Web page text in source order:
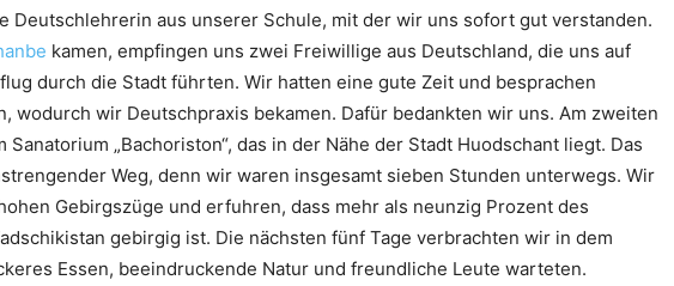
Deutschlehrerin aus unserer Schule, mit der wir uns sofort gut verstanden.
kamen, empfingen uns zwei Freiwillige aus Deutschland, die uns auf
durch die Stadt führten. Wir hatten eine gute Zeit und besprachen
wodurch wir Deutschpraxis bekamen. Dafür bedankten wir uns. Am zweiten
Sanatorium „Bachoriston“, das in der Nähe der Stadt Huodschant liegt. Das
Weg, denn wir waren insgesamt sieben Stunden unterwegs. Wir
Gebirgszüge und erfuhren, dass mehr als neunzig Prozent des
gebirgig ist. Die nächsten fünf Tage verbrachten wir in dem
Essen, beeindruckende Natur und freundliche Leute warteten.